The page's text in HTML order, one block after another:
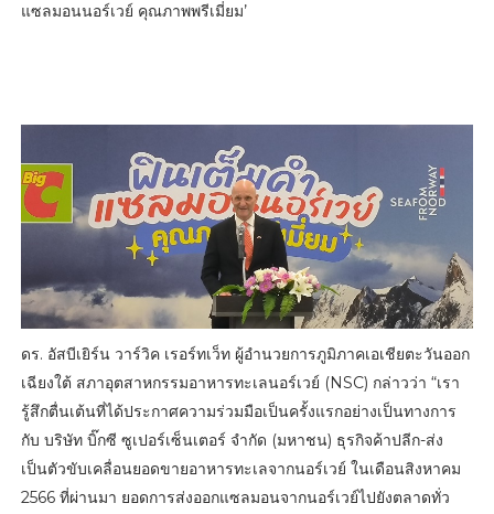
แซลมอนนอร์เวย์ คุณภาพพรีเมี่ยม’
ดร. อัสบีเยิร์น วาร์วิค เรอร์ทเว็ท ผู้อำนวยการภูมิภาคเอเชียตะวันออก
เฉียงใต้ สภาอุตสาหกรรมอาหารทะเลนอร์เวย์ (NSC) กล่าวว่า “เรา
รู้สึกตื่นเต้นที่ได้ประกาศความร่วมมือเป็นครั้งแรกอย่างเป็นทางการ
กับ บริษัท บิ๊กซี ซูเปอร์เซ็นเตอร์ จำกัด (มหาชน) ธุรกิจค้าปลีก-ส่ง
เป็นตัวขับเคลื่อนยอดขายอาหารทะเลจากนอร์เวย์ ในเดือนสิงหาคม
2566 ที่ผ่านมา ยอดการส่งออกแซลมอนจากนอร์เวย์ไปยังตลาดทั่ว